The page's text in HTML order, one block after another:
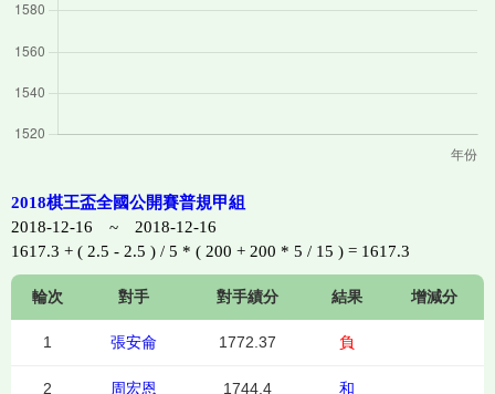
2018棋王盃全國公開賽普規甲組
2018-12-16 ~ 2018-12-16
1617.3 + ( 2.5 - 2.5 ) / 5 * ( 200 + 200 * 5 / 15 ) = 1617.3
輪次 對手 對手績分 結果 增減分
1 張安侖 1772.37 負
2 周宏恩 1744.4 和